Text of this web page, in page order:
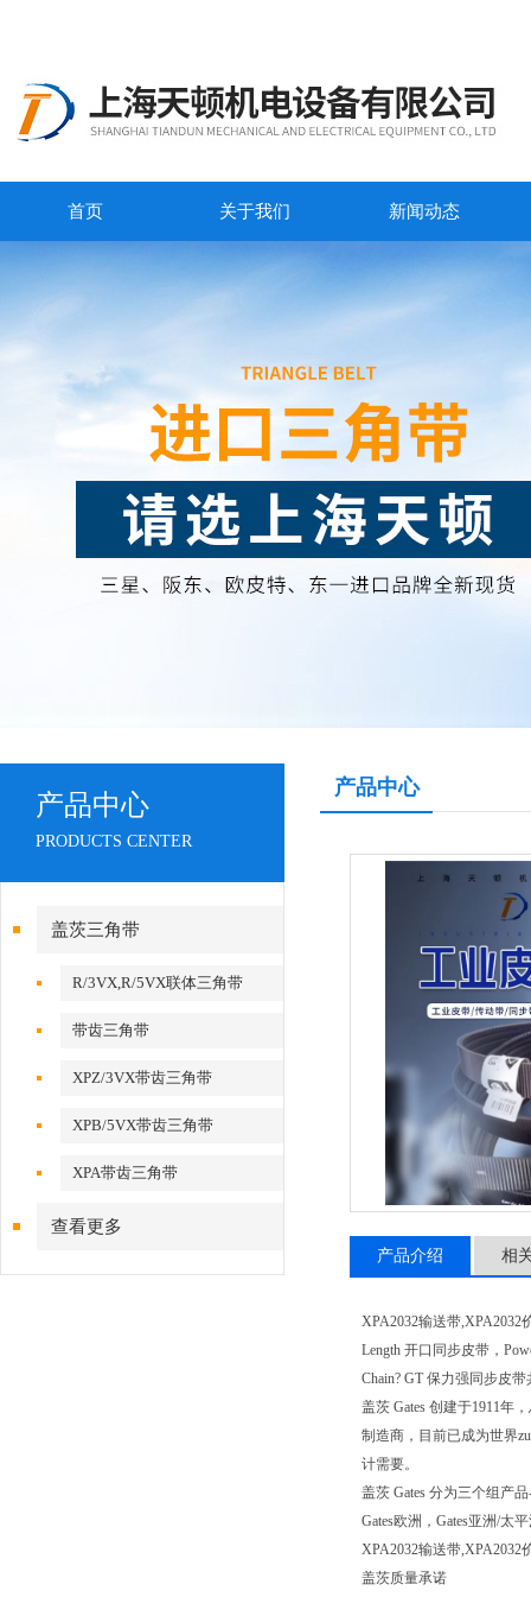
首页 关于我们 新闻动态
产品中心
PRODUCTS CENTER
盖茨三角带
R/3VX,R/5VX联体三角带
带齿三角带
XPZ/3VX带齿三角带
XPB/5VX带齿三角带
XPA带齿三角带
查看更多
产品中心
产品介绍 相
XPA2032输送带,XPA2032
Length 开口同步皮带，
Chain? GT 保力强同步皮
盖茨 Gates 创建于1911年
制造商，目前已成为世界
计需要。
盖茨 Gates 分为三个组产
Gates欧洲，Gates亚洲/太
XPA2032输送带
盖茨质量承诺